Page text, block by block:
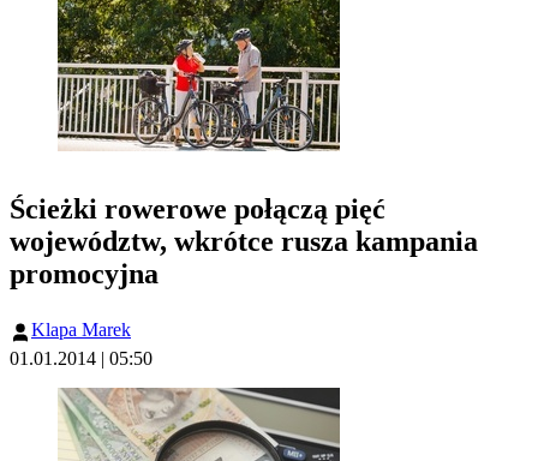
Ścieżki rowerowe połączą pięć
województw, wkrótce rusza kampania
promocyjna
Klapa Marek
01.01.2014 | 05:50